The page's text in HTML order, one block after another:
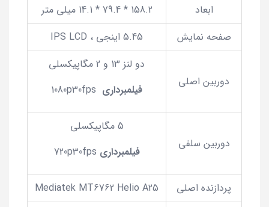
ابعاد
158.2 * 79.4 * 14.1 میلی متر
صفحه نمایش
5.45 اینجی ، IPS LCD
دوربین اصلی
دو لنز 13 و 2 مگاپیکسلی
فیلمبرداری 1080p30fps
دوربین سلفی
5 مگاپیکسلی
فیلمبرداری 720p30fps
پردازنده اصلی
Mediatek MT6762 Helio A25